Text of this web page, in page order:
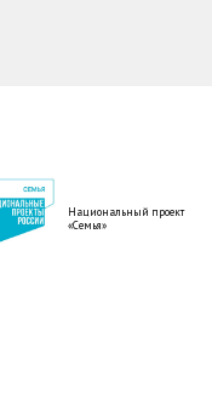
Национальный проект
«Семья»